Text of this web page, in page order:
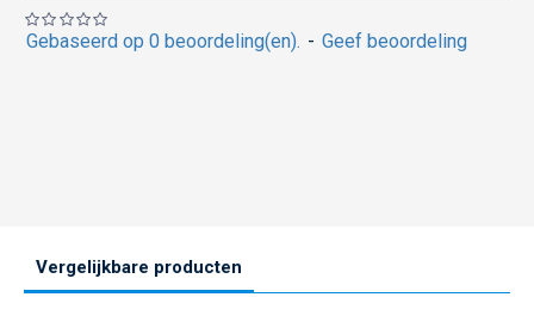
Gebaseerd op 0 beoordeling(en). - Geef beoordeling
Vergelijkbare producten